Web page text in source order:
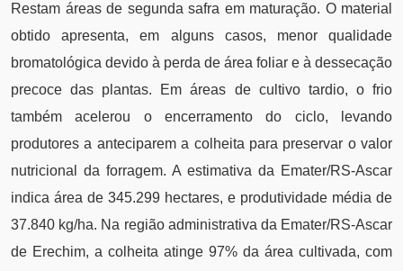
Restam áreas de segunda safra em maturação. O material
obtido apresenta, em alguns casos, menor qualidade
bromatológica devido à perda de área foliar e à dessecação
precoce das plantas. Em áreas de cultivo tardio, o frio
também acelerou o encerramento do ciclo, levando
produtores a anteciparem a colheita para preservar o valor
nutricional da forragem. A estimativa da Emater/RS-Ascar
indica área de 345.299 hectares, e produtividade média de
37.840 kg/ha. Na região administrativa da Emater/RS-Ascar
de Erechim, a colheita atinge 97% da área cultivada, com